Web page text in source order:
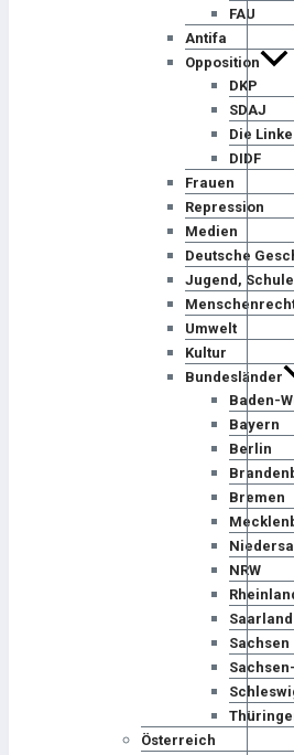
FAU
Antifa
Opposition
DKP
SDAJ
Die Linke
DIDF
Frauen
Repression
Medien
Deutsche
Jugend,
Umwelt
Kultur
Bundesländer
Baden-
Bayern
Berlin
Bremen
NRW
Saarland
Sachsen
Österreich